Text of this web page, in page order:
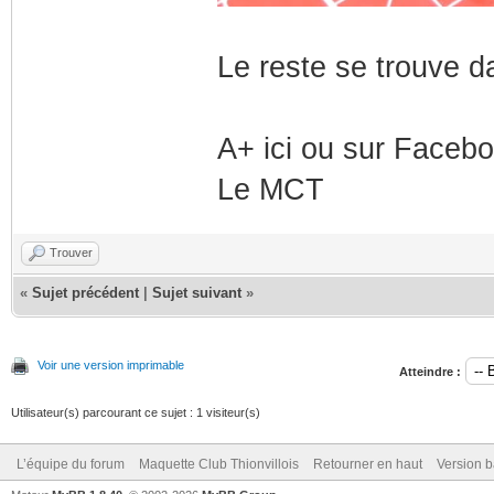
Le reste se trouve
A+ ici ou sur
Le MCT
Trouver
« Sujet précédent Sujet suivant »
Voir une version imprimable Atteindre :
Utilisateur(s) parcourant ce sujet : 1 visiteur(s)
L’équipe du forum Maquette Club Thionvillois Retourner en haut Version